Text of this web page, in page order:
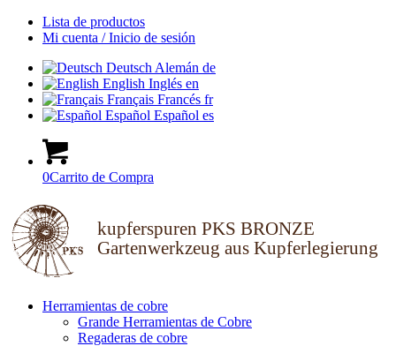
Lista de productos
Mi cuenta / Inicio de sesión
Deutsch Alemán de
English Inglés en
Français Francés fr
Español Español es
0Carrito de Compra
kupferspuren PKS BRONZE
Gartenwerkzeug aus Kupferlegierung
Herramientas de cobre
Grande Herramientas de Cobre
Regaderas de cobre